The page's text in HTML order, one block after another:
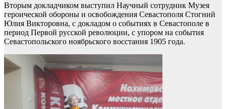
Вторым докладчиком выступил Научный сотрудник Музея
героической обороны и освобождения Севастополя Стогний
Юлия Викторовна, с докладом о событиях в Севастополе в
период Первой русской революции, с упором на события
Севастопольского ноябрьского восстания 1905 года.